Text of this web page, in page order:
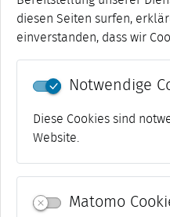
diesen Seiten surfen,
einverstanden, dass wir
Notwendige
Diese Cookies sind
Website.
Matomo